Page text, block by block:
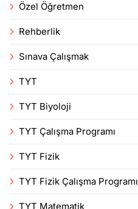
Özel Öğretmen
Rehberlik
Sınava Çalışmak
TYT
TYT Biyoloji
TYT Çalışma Programı
TYT Fizik
TYT Fizik Çalışma Programı
TYT Matematik